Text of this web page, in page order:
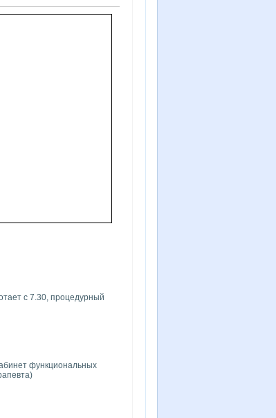
с 7.30, процедурный
функциональных